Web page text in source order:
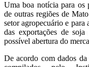
Uma boa notícia para os
de outras regiões de
setor agropecuário e
das exportações de
possível abertura do
De acordo com dados